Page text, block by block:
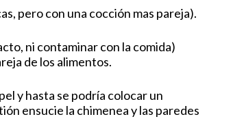
pero con una cocción mas pareja).
ni contaminar con la comida)
de los alimentos.
y hasta se podría colocar un
ensucie la chimenea y las paredes